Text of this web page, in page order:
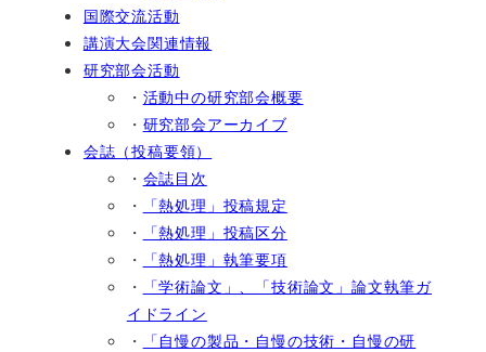
国際交流活動
講演大会関連情報
研究部会活動
・ 活動中の研究部会概要
・ 研究部会アーカイブ
会誌（投稿要領）
・ 会誌目次
・
「熱処理」投稿規定
・
「熱処理」投稿区分
・
「熱処理」執筆要項
・
「学術論文」、「技術論文」論文執筆ガ
イドライン
・
「自慢の製品・自慢の技術・自慢の研